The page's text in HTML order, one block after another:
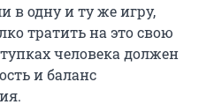
в одну и ту же игру,
тратить на это свою
человека должен
и баланс